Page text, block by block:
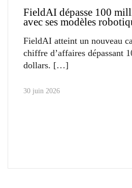
FieldAI dépasse 100
avec ses modèles
FieldAI atteint un nouveau
chiffre d’affaires dépassant
dollars.
30 juin 2026